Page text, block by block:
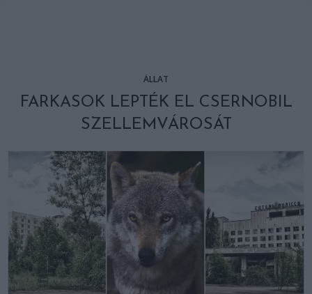
ÁLLAT
FARKASOK LEPTÉK EL CSERNOBIL
SZELLEMVÁROSÁT